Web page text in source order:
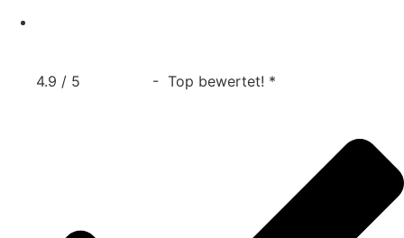
4.9 / 5 - Top bewertet! *